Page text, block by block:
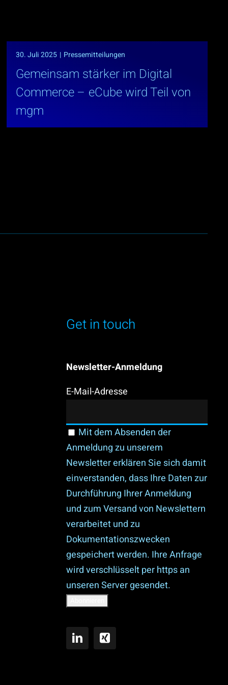
30. Juli 2025 | Pressemitteilungen
Gemeinsam stärker im Digital
Commerce – eCube wird Teil von
mgm
Get in touch
Newsletter-Anmeldung
E-Mail-Adresse
Mit dem Absenden der
Anmeldung zu unserem
Newsletter erklären Sie sich damit
einverstanden, dass Ihre Daten zur
Durchführung Ihrer Anmeldung
und zum Versand von Newslettern
verarbeitet und zu
Dokumentationszwecken
gespeichert werden. Ihre Anfrage
wird verschlüsselt per https an
unseren Server gesendet.